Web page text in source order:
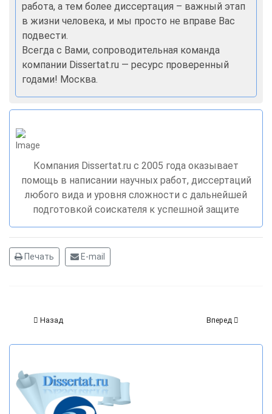
работа, а тем более диссертация – важный этап
в жизни человека, и мы просто не вправе Вас
подвести.
Всегда с Вами, сопроводительная команда
компании Dissertat.ru — ресурс проверенный
годами! Москва.
Компания Dissertat.ru c 2005 года оказывает
помощь в написании научных работ, диссертаций
любого вида и уровня сложности с дальнейшей
подготовкой соискателя к успешной защите
Печать E-mail
Назад Вперед